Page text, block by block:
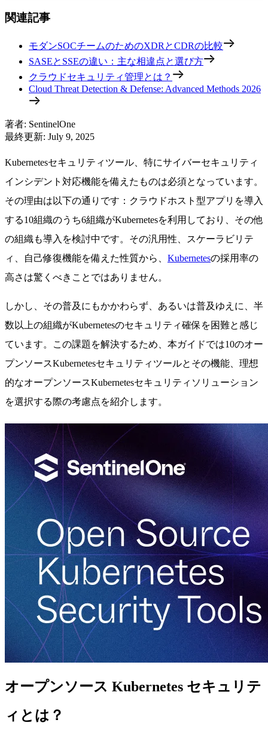
関連記事
モダンSOCチームのためのXDRとCDRの比較
SASEとSSEの違い：主な相違点と選び方
クラウドセキュリティ管理とは？
Cloud Threat Detection & Defense: Advanced Methods 2026
著者: SentinelOne
最終更新: July 9, 2025
Kubernetesセキュリティツール、特にサイバーセキュリティ
インシデント対応機能を備えたものは必須となっています。
その理由は以下の通りです：クラウドホスト型アプリを導入
する10組織のうち6組織がKubernetesを利用しており、その他
の組織も導入を検討中です。その汎用性、スケーラビリテ
ィ、自己修復機能を備えた性質から、 Kubernetesの採用率の
高さは驚くべきことではありません。
しかし、その普及にもかかわらず、あるいは普及ゆえに、半
数以上の組織がKubernetesのセキュリティ確保を困難と感じ
ています。この課題を解決するため、本ガイドでは10のオー
プンソースKubernetesセキュリティツールとその機能、理想
的なオープンソースKubernetesセキュリティソリューション
を選択する際の考慮点を紹介します。
オープンソース Kubernetes セキュリテ
ィとは？